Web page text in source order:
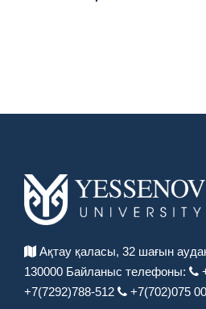
Ақтау қаласы, 32 шағын
130000 Байланыс телефоны:
+7(7292)788-512
+7(702)075